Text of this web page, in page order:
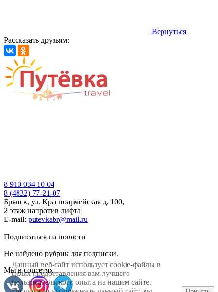
Вернуться
Рассказать друзьям:
8 910 034 10 04
8 (4832) 77-21-07
Брянск, ул. Красноармейская д. 100,
2 этаж напротив лифта
E-mail: putevkabr@mail.ru
Подписаться на новости
Не найдено рубрик для подписки.
Мы в соцсетях:
Данный веб-сайт использует cookie-файлы в
целях предоставления вам лучшего
пользовательского опыта на нашем сайте.